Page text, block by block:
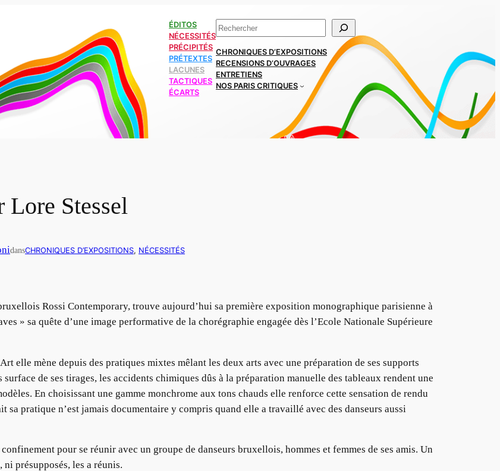
ÉDITOS
NÉCESSITÉS
PRÉCIPITÉS
PRÉTEXTES
LACUNES
TACTIQUES
ÉCARTS
Rechercher
CHRONIQUES D’EXPOSITIONS
RECENSIONS D’OUVRAGES
ENTRETIENS
NOS PARIS CRITIQUES
Lore Stessel
dansCHRONIQUES D’EXPOSITIONS, NÉCESSITÉS
Rossi Contemporary, trouve aujourd’hui sa première exposition monographique parisienne à
» sa quête d’une image performative de la chorégraphie engagée dès l’Ecole Nationale Supérieure
elle mène depuis des pratiques mixtes mêlant les deux arts avec une préparation de ses supports
de ses tirages, les accidents chimiques dûs à la préparation manuelle des tableaux rendent une
En choisissant une gamme monchrome aux tons chauds elle renforce cette sensation de rendu
sa pratique n’est jamais documentaire y compris quand elle a travaillé avec des danseurs aussi
pour se réunir avec un groupe de danseurs bruxellois, hommes et femmes de ses amis. Un
présupposés, les a réunis.